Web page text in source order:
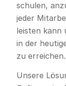
schulen,
jeder
leisten kann
in der
zu erreichen.
Unsere